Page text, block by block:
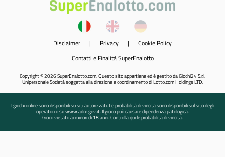
Disclaimer | Privacy | Cookie Policy
Contatti e Finalità SuperEnalotto
Copyright © 2026 SuperEnalotto.com. Questo sito appartiene ed è gestito da Giochi24 S.r.l.
Unipersonale Società soggetta alla direzione e coordinamento di Lotto.com Holdings LTD.
I giochi online sono disponibili su siti autorizzati. Le probabilità di vincita sono disponibili sul sito degli
operatori o su www.adm.gov.it. Il gioco può causare dipendenza patologica.
Gioco vietato ai minori di 18 anni.Controlla qui le probabilità di vincita.